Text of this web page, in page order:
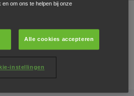
draagbaar. De ideale keuze voor
en booteigenaren.
LICHTGEWICHT WATERPOMPEN
om ons te helpen bij onze
Alle cookies accepteren
instellingen